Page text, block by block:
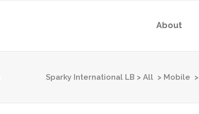
About
Sparky International LB > All > Mobile >